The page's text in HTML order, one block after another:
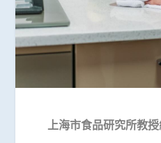
上海市食品研究所教